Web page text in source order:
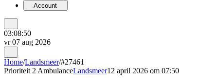
Account
03:08:50
vr 07 aug 2026
Home/Landsmeer/#27461
Prioriteit 2 AmbulanceLandsmeer12 april 2026 om 07:50